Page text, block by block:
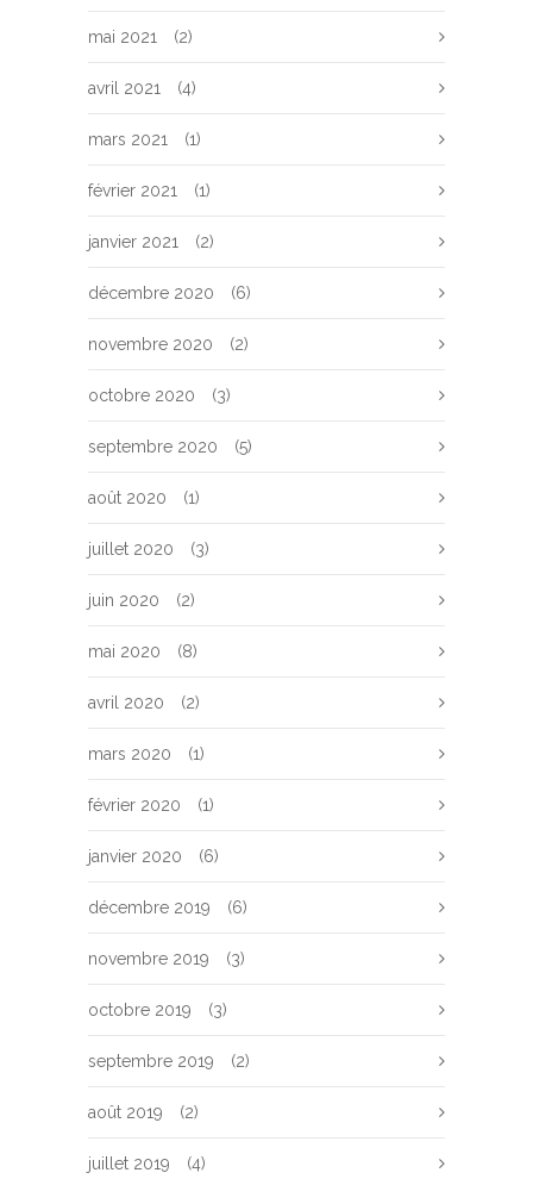
mai 2021 (2)
avril 2021 (4)
mars 2021 (1)
février 2021 (1)
janvier 2021 (2)
décembre 2020 (6)
novembre 2020 (2)
octobre 2020 (3)
septembre 2020 (5)
août 2020 (1)
juillet 2020 (3)
juin 2020 (2)
mai 2020 (8)
avril 2020 (2)
mars 2020 (1)
février 2020 (1)
janvier 2020 (6)
décembre 2019 (6)
novembre 2019 (3)
octobre 2019 (3)
septembre 2019 (2)
août 2019 (2)
juillet 2019 (4)